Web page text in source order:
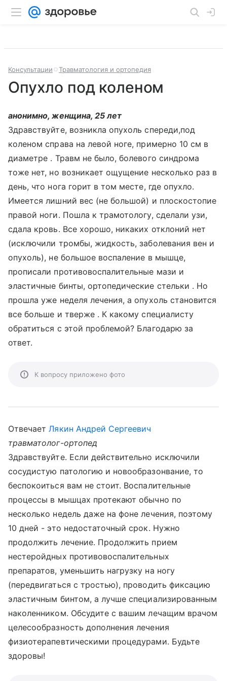
Консультации Травматология и ортопедия
Опухло под коленом
анонимно, женщина, 25 лет
Здравствуйте, возникла опухоль спереди,под
коленом справа на левой ноге, примерно 10 см в
диаметре . Травм не было, болевого синдрома
тоже нет, но возникает ощущение несколько раз в
день, что нога горит в том месте, где опухло.
Имеется лишний вес (не большой) и плоскостопие
правой ноги. Пошла к трамотологу, сделали узи,
сдала кровь. Все хорошо, никаких отклоний нет
(исключили тромбы, жидкость, заболевания вен и
опухоль), не большое воспаление в мышце,
прописали противовоспалительные мази и
эластичные бинты, ортопедические стельки . Но
прошла уже неделя лечения, а опухоль становится
все больше и тверже . К какому специалисту
обратиться с этой проблемой? Благодарю за
ответ.
К вопросу приложено фото
ОтвечаетЛякин Андрей Сергеевич
травматолог-ортопед
Здравствуйте. Если действительно исключили
сосудистую патологию и новообразонвание, то
беспокоиться вам не стоит. Воспалительные
процессы в мышцах протекают обычно по
несколько недель даже на фоне лечения, поэтому
10 дней - это недостаточный срок. Нужно
продолжить лечение. Продолжить прием
нестеройдных противовоспалительных
препаратов, уменьшить нагрузку на ногу
(передвигаться с тростью), проводить фиксацию
эластичным бинтом, а лучше специализированным
наколенником. Обсудите с вашим лечащим врачом
целесообразность дополнения лечения
физиотерапевтическими процедурами. Будьте
здоровы!